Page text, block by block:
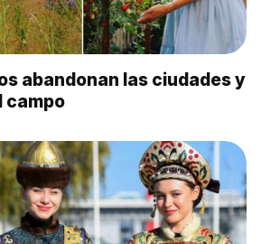
abandonan las ciudades y
campo